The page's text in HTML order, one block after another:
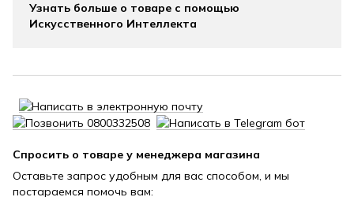
Узнать больше о товаре с помощью
Искусственного Интеллекта
Спросить о товаре у менеджера магазина
Оставьте запрос удобным для вас способом, и мы
постараемся помочь вам: